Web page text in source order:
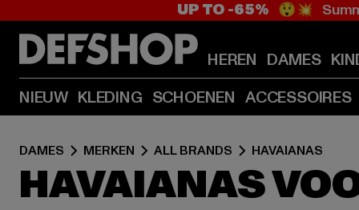
UP TO -65% 😲💥
HEREN DAMES
NIEUW KLEDING SCHOENEN ACCESSOIRES
DAMES MERKEN ALL BRANDS HAVAIANAS
HAVAIANAS